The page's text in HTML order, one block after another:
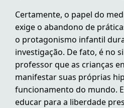
Certamente, o papel do
exige o abandono de
o protagonismo infantil
investigação. De fato, é no
professor que as crianças
manifestar suas próprias
funcionamento do mundo.
educar para a liberdade